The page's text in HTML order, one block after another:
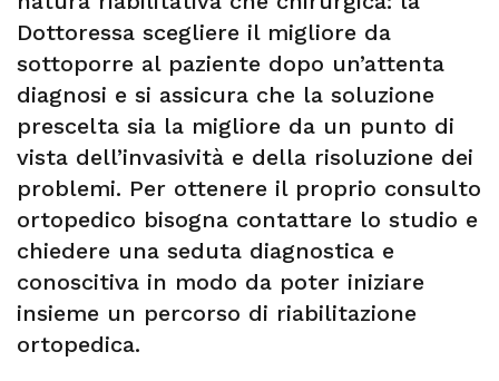
Dottoressa scegliere il migliore da
sottoporre al paziente dopo un’attenta
diagnosi e si assicura che la soluzione
prescelta sia la migliore da un punto di
vista dell’invasività e della risoluzione dei
problemi. Per ottenere il proprio consulto
ortopedico bisogna contattare lo studio e
chiedere una seduta diagnostica e
conoscitiva in modo da poter iniziare
insieme un percorso di riabilitazione
ortopedica.